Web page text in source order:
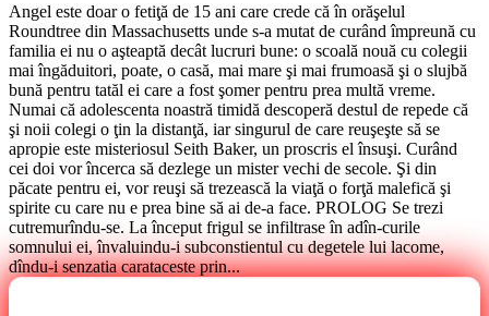
Angel este doar o fetiţă de 15 ani care crede că în orăşelul
Roundtree din Massachusetts unde s-a mutat de curând împreună cu
familia ei nu o aşteaptă decât lucruri bune: o scoală nouă cu colegii
mai îngăduitori, poate, o casă, mai mare şi mai frumoasă şi o slujbă
bună pentru tatăl ei care a fost şomer pentru prea multă vreme.
Numai că adolescenta noastră timidă descoperă destul de repede că
şi noii colegi o ţin la distanţă, iar singurul de care reuşeşte să se
apropie este misteriosul Seith Baker, un proscris el însuşi. Curând
cei doi vor încerca să dezlege un mister vechi de secole. Şi din
păcate pentru ei, vor reuşi să trezească la viaţă o forţă malefică şi
spirite cu care nu e prea bine să ai de-a face. PROLOG Se trezi
cutremurîndu-se. La început frigul se infiltrase în adîn-curile
somnului ei, învaluindu-i subconstientul cu degetele lui lacome,
dîndu-i senzatia carataceste prin...